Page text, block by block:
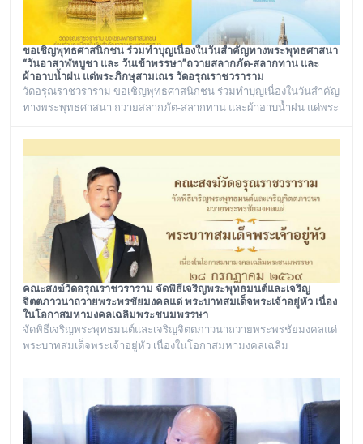
ขอเชิญพุทธศาสนิกชน ร่วมทำบุญเนื่องในวันสำคัญทางพระพุทธศาสนา
“วันอาสาฬหบูชา และ วันเข้าพรรษา”ถวายสลากภัต-สลากทาน และ
ผ้าอาบน้ำฝน แด่พระภิกษุสามเณร วัดอรุณราชวราราม
วัดอรุณราชวราราม ขอเชิญพุทธศาสนิกชน ร่วมทำบุญเนื่องในวันสำคัญ
ทางพระพุทธศาสนา ถวายสลากภัต-สลากทาน และผ้าอาบน้ำฝน แด่พระ
พ.ศ. ๒๕๖๙ เวลา ๑๒.๐๐ น. ณ พระวิหาร วัดอรุณราชวราราม
กรุงเทพมหานคร
คณะสงฆ์วัดอรุณราชวราราม จัดพิธีเจริญพระพุทธมนต์และเจริญ
จิตตภาวนาถวายพระพรชัยมงคลแด่ พระบาทสมเด็จพระเจ้าอยู่หัว เนื่อง
ในโอกาสมหามงคลเฉลิมพระชนมพรรษา
จัดพิธีเจริญพระพุทธมนต์และเจริญจิตตภาวนาถวายพระพรชัยมงคลแด่
พระบาทสมเด็จพระเจ้าอยู่หัว เนื่องในโอกาสมหามงคลเฉลิม
ราชวราราม กรุงเทพเทพมหานครในวันอังคาร ที่ ๒๘ กรกฎาคม ๒๕๖๙